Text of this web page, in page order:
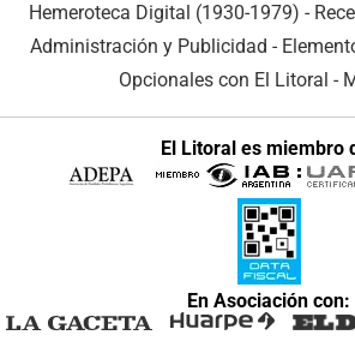
Hemeroteca Digital (1930-1979) -
Administración y Publicidad -
Opcionales con El Litoral -
El Litoral es miembro
En Asociación con: